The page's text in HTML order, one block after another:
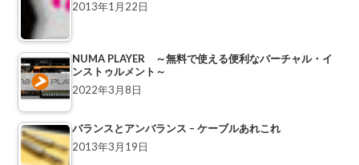
2013年1月22日
NUMA PLAYER ～無料で使える便利なバーチャル・イ
ンストゥルメント～
2022年3月8日
バランスとアンバランス – ケーブルあれこれ
2013年3月19日